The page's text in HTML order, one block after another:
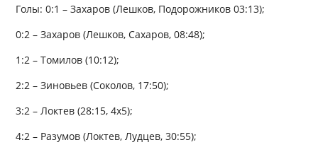
Голы: 0:1 – Захаров (Лешков, Подорожников 03:13);
0:2 – Захаров (Лешков, Сахаров, 08:48);
1:2 – Томилов (10:12);
2:2 – Зиновьев (Соколов, 17:50);
3:2 – Локтев (28:15, 4х5);
4:2 – Разумов (Локтев, Лудцев, 30:55);